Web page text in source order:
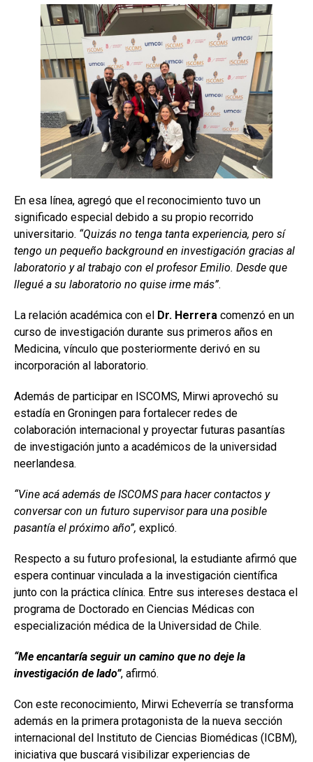
En esa línea, agregó que el reconocimiento tuvo un
significado especial debido a su propio recorrido
universitario. “Quizás no tenga tanta experiencia, pero sí
tengo un pequeño background en investigación gracias al
laboratorio y al trabajo con el profesor Emilio. Desde que
llegué a su laboratorio no quise irme más”.
La relación académica con el Dr. Herrera comenzó en un
curso de investigación durante sus primeros años en
Medicina, vínculo que posteriormente derivó en su
incorporación al laboratorio.
Además de participar en ISCOMS, Mirwi aprovechó su
estadía en Groningen para fortalecer redes de
colaboración internacional y proyectar futuras pasantías
de investigación junto a académicos de la universidad
neerlandesa.
“Vine acá además de ISCOMS para hacer contactos y
conversar con un futuro supervisor para una posible
pasantía el próximo año”, explicó.
Respecto a su futuro profesional, la estudiante afirmó que
espera continuar vinculada a la investigación científica
junto con la práctica clínica. Entre sus intereses destaca el
programa de Doctorado en Ciencias Médicas con
especialización médica de la Universidad de Chile.
“Me encantaría seguir un camino que no deje la
investigación de lado”, afirmó.
Con este reconocimiento, Mirwi Echeverría se transforma
además en la primera protagonista de la nueva sección
internacional del Instituto de Ciencias Biomédicas (ICBM),
iniciativa que buscará visibilizar experiencias de